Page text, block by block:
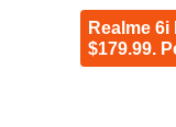
Realme 6i
$179.99.